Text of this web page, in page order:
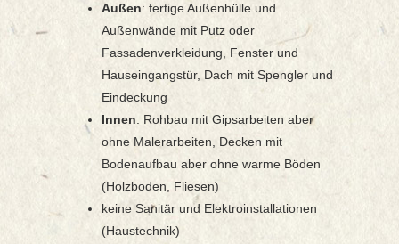
Außen: fertige Außenhülle und
Außenwände mit Putz oder
Fassadenverkleidung, Fenster und
Hauseingangstür, Dach mit Spengler und
Eindeckung
Innen: Rohbau mit Gipsarbeiten aber
ohne Malerarbeiten, Decken mit
Bodenaufbau aber ohne warme Böden
(Holzboden, Fliesen)
keine Sanitär und Elektroinstallationen
(Haustechnik)